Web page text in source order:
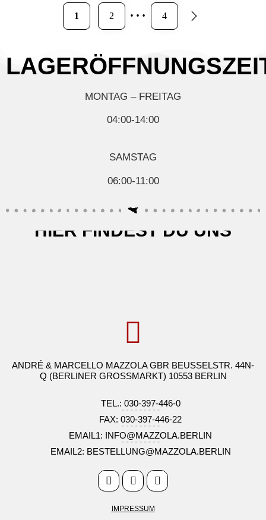
1 2 … 4
MONTAG – FREITAG
04:00-14:00
SAMSTAG
06:00-11:00
HIER FINDEST DU UNS
ANDRÉ & MARCELLO MAZZOLA GBR BEUSSELSTR. 44N-
Q (BERLINER GROSSMARKT) 10553 BERLIN
TEL.: 030-397-446-0
FAX: 030-397-446-22
EMAIL1: INFO@MAZZOLA.BERLIN
EMAIL2: BESTELLUNG@MAZZOLA.BERLIN
IMPRESSUM